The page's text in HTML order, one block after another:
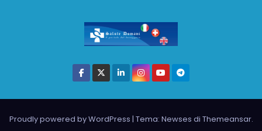
Proudly powered by WordPress | Tema: Newses di Themeansar.